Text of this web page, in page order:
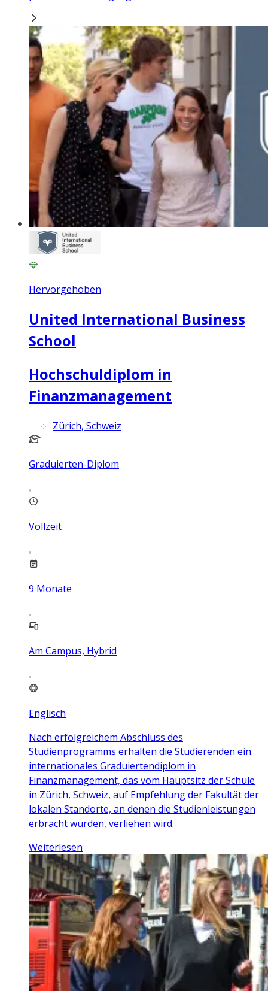
Hervorgehoben
United International Business
School
Hochschuldiplom in
Finanzmanagement
Zürich, Schweiz
Graduierten-Diplom
Vollzeit
9 Monate
Am Campus, Hybrid
Englisch
Nach erfolgreichem Abschluss des
Studienprogramms erhalten die Studierenden ein
internationales Graduiertendiplom in
Finanzmanagement, das vom Hauptsitz der Schule
in Zürich, Schweiz, auf Empfehlung der Fakultät der
lokalen Standorte, an denen die Studienleistungen
erbracht wurden, verliehen wird.
Weiterlesen